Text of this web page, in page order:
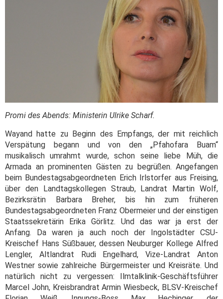
Promi des Abends: Ministerin Ulrike Scharf.
Wayand hatte zu Beginn des Empfangs, der mit reichlich
Verspätung begann und von den „Pfahofara Buam“
musikalisch umrahmt wurde, schon seine liebe Müh, die
Armada an prominenten Gästen zu begrüßen. Angefangen
beim Bundestagsabgeordneten Erich Irlstorfer aus Freising,
über den Landtagskollegen Straub, Landrat Martin Wolf,
Bezirksrätin Barbara Breher, bis hin zum früheren
Bundestagsabgeordneten Franz Obermeier und der einstigen
Staatssekretärin Erika Görlitz. Und das war ja erst der
Anfang. Da waren ja auch noch der Ingolstädter CSU-
Kreischef Hans Süßbauer, dessen Neuburger Kollege Alfred
Lengler, Altlandrat Rudi Engelhard, Vize-Landrat Anton
Westner sowie zahlreiche Bürgermeister und Kreisräte. Und
natürlich nicht zu vergessen: Ilmtalklinik-Geschäftsführer
Marcel John, Kreisbrandrat Armin Wiesbeck, BLSV-Kreischef